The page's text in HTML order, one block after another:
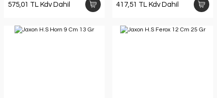
575,01 TL Kdv Dahil 417,51 TL Kdv Dahil